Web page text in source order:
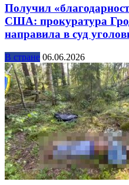
Получил
США: прокуратура
направила в суд
В стране 06.06.2026